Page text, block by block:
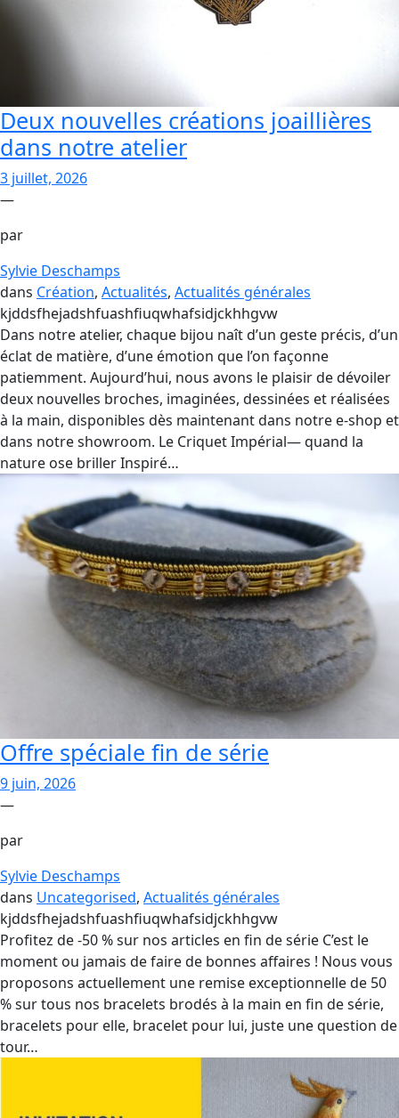
Deux nouvelles créations joaillières
dans notre atelier
3 juillet, 2026
—
par
Sylvie Deschamps
dans Création, Actualités, Actualités générales
kjddsfhejadshfuashfiuqwhafsidjckhhgvw
Dans notre atelier, chaque bijou naît d’un geste précis, d’un
éclat de matière, d’une émotion que l’on façonne
patiemment. Aujourd’hui, nous avons le plaisir de dévoiler
deux nouvelles broches, imaginées, dessinées et réalisées
à la main, disponibles dès maintenant dans notre e‑shop et
dans notre showroom. Le Criquet Impérial— quand la
nature ose briller Inspiré…
Offre spéciale fin de série
9 juin, 2026
—
par
Sylvie Deschamps
dans Uncategorised, Actualités générales
kjddsfhejadshfuashfiuqwhafsidjckhhgvw
Profitez de -50 % sur nos articles en fin de série C’est le
moment ou jamais de faire de bonnes affaires ! Nous vous
proposons actuellement une remise exceptionnelle de 50
% sur tous nos bracelets brodés à la main en fin de série,
bracelets pour elle, bracelet pour lui, juste une question de
tour…